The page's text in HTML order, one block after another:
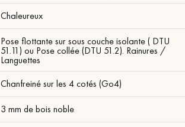
Chaleureux
Pose flottante sur sous couche isolante ( DTU
51.11) ou Pose collée (DTU 51.2). Rainures /
Languettes
Chanfreiné sur les 4 cotés (Go4)
3 mm de bois noble